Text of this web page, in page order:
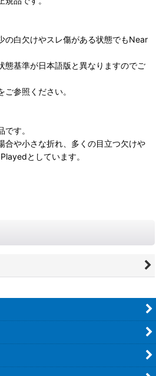
の白欠けやスレ傷がある状態でもNear
態基準が日本語版と異なりますのでご
参照ください。
す。
合や小さな折れ、多くの目立つ欠けや
としています。